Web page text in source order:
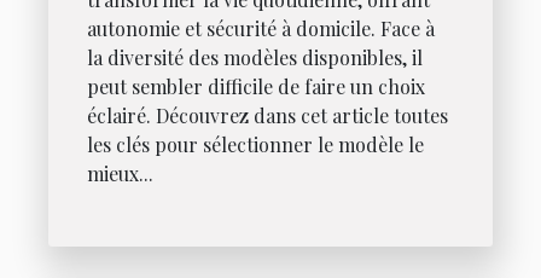
autonomie et sécurité à domicile. Face à
la diversité des modèles disponibles, il
peut sembler difficile de faire un choix
éclairé. Découvrez dans cet article toutes
les clés pour sélectionner le modèle le
mieux...